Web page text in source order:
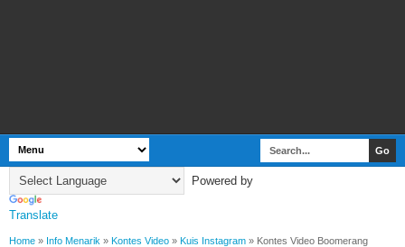
Powered by
Translate
Home » Info Menarik » Kontes Video » Kuis Instagram » Kontes Video Boomerang